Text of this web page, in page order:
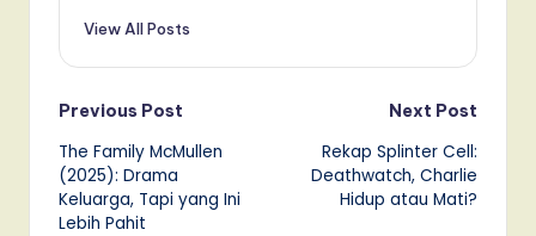
View All Posts
Post
navigation
Previous Post
The Family McMullen
(2025): Drama
Keluarga, Tapi yang Ini
Lebih Pahit
Next Post
Rekap Splinter Cell:
Deathwatch, Charlie
Hidup atau Mati?